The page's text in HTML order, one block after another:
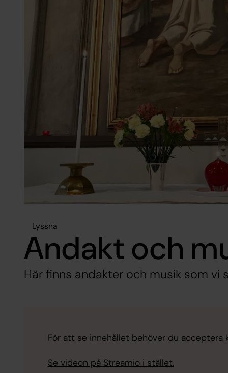
Lyssna
Andakt och
Här finns andakter och musik som vi
För att se innehållet behöver du acceptera
Se videon på Streamio i stället.